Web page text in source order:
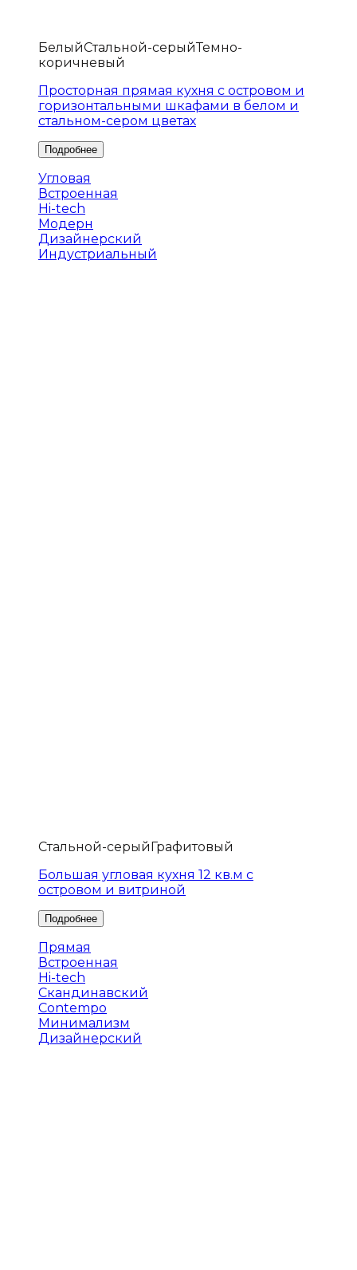
БелыйСтальной-серыйТемно-
коричневый
Просторная прямая кухня с островом и
горизонтальными шкафами в белом и
стальном-сером цветах
Угловая
Встроенная
Hi-tech
Модерн
Дизайнерский
Индустриальный
Стальной-серыйГрафитовый
Большая угловая кухня 12 кв.м с
островом и витриной
Прямая
Встроенная
Hi-tech
Скандинавский
Contempo
Минимализм
Дизайнерский